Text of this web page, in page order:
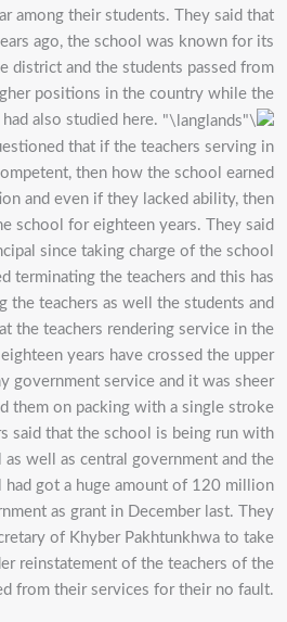
among their students. They said that
ago, the school was known for its
district and the students passed from
positions in the country while the
also studied here.
that if the teachers serving in
then how the school earned
and even if they lacked ability, then
school for eighteen years. They said
since taking charge of the school
terminating the teachers and this has
the teachers as well the students and
the teachers rendering service in the
years have crossed the upper
government service and it was sheer
them on packing with a single stroke
said that the school is being run with
well as central government and the
had got a huge amount of 120 million
as grant in December last. They
of Khyber Pakhtunkhwa to take
reinstatement of the teachers of the
from their services for their no fault.